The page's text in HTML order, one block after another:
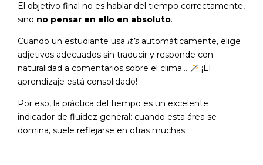
El objetivo final no es hablar del tiempo correctamente,
sino no pensar en ello en absoluto.
Cuando un estudiante usa it’s automáticamente, elige
adjetivos adecuados sin traducir y responde con
naturalidad a comentarios sobre el clima…
¡El
aprendizaje está consolidado!
Por eso, la práctica del tiempo es un excelente
indicador de fluidez general: cuando esta área se
domina, suele reflejarse en otras muchas.